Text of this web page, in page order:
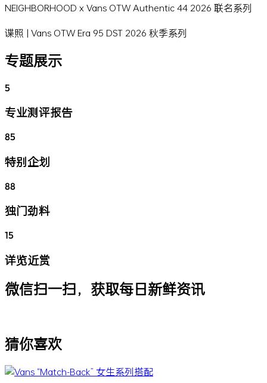
NEIGHBORHOOD x Vans OTW Authentic 44 2026 联名系列
谍照 | Vans OTW Era 95 DST 2026 秋季系列
专题展示
5
专业测评报告
85
特别企划
88
独门劲料
15
详览近赏
微信扫一扫，获取每日新鲜资讯
猜你喜欢